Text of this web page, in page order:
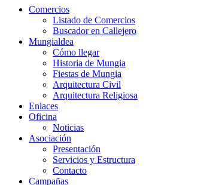
Comercios
Listado de Comercios
Buscador en Callejero
Mungialdea
Cómo llegar
Historia de Mungia
Fiestas de Mungia
Arquitectura Civil
Arquitectura Religiosa
Enlaces
Oficina
Noticias
Asociación
Presentación
Servicios y Estructura
Contacto
Campañas